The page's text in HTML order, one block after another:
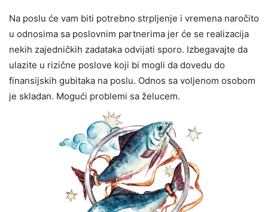
Na poslu će vam biti potrebno strpljenje i vremena naročito
u odnosima sa poslovnim partnerima jer će se realizacija
nekih zajedničkih zadataka odvijati sporo. Izbegavajte da
ulazite u rizične poslove koji bi mogli da dovedu do
finansijskih gubitaka na poslu. Odnos sa voljenom osobom
je skladan. Mogući problemi sa želucem.